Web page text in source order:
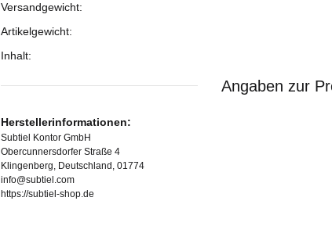
Produkteigenschaft
Wert
Versandgewicht:
Artikelgewicht:
Inhalt:
Angaben zur
Herstellerinformationen:
Subtiel Kontor GmbH
Obercunnersdorfer Straße 4
Klingenberg, Deutschland, 01774
info@subtiel.com
https://subtiel-shop.de